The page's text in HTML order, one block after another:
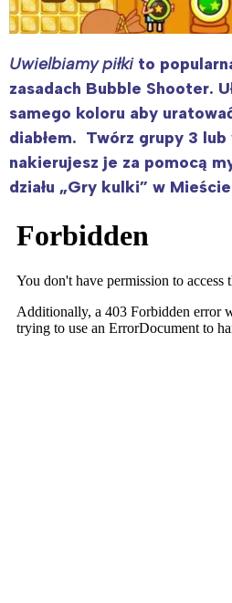
Uwielbiamy piłkito
zasadach Bubble Shooter.
samego koloru aby
diabłem. Twórz grupy 3
nakierujesz je za pomocą
działu „Gry kulki” w